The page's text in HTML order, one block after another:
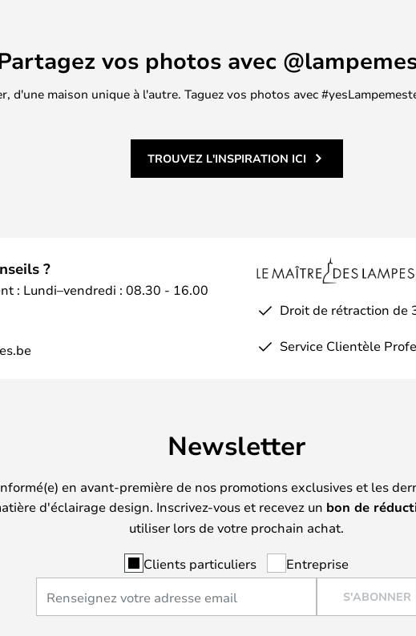
vos photos avec
d'une maison unique à l'autre. Taguez vos photos avec
TROUVEZ L'INSPIRATION ICI
?
: Lundi–vendredi : 08.30 - 16.00
Droit de rétraction de
Service Clientèle
Newsletter
en avant-première de nos promotions exclusives et les
d'éclairage design. Inscrivez-vous et recevez un bon de
utiliser lors de votre prochain achat.
Clients particuliers Entreprise
S'ABONNER